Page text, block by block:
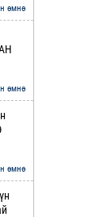
өмнө
өмнө
өмнө